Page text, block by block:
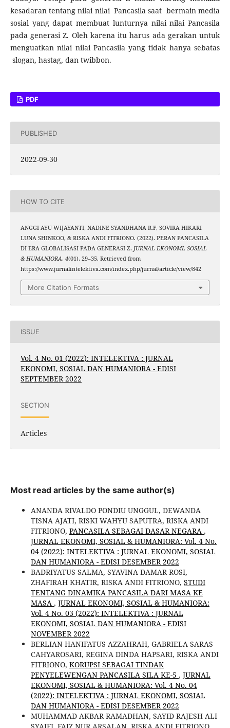
kesadaran tentang nilai nilai Pancasila saat bermain media
sosial yang dapat membuat lunturnya nilai nilai Pancasila
pada generasi Z. Oleh karena itu harus ada gerakan untuk
menguatkan nilai nilai Pancasila yang tidak hanya sebatas
slogan, hastag, dan twibbon.
PDF
PUBLISHED
2022-09-30
HOW TO CITE
ANGGI AYU WIJAYANTI, NADINE SYANDHANA R.F, SOVIRA HIKARI
LUNA SHINKOO, & RISKA ANDI FITRIONO. (2022). PERAN PANCASILA
DI ERA GLOBALISASI PADA GENERASI Z. JURNAL EKONOMI, SOSIAL
& HUMANIORA, 4(01), 29–35. Retrieved from
https://www.jurnalintelektiva.com/index.php/jurnal/article/view/842
More Citation Formats
ISSUE
Vol. 4 No. 01 (2022): INTELEKTIVA : JURNAL
EKONOMI, SOSIAL DAN HUMANIORA - EDISI
SEPTEMBER 2022
SECTION
Articles
Most read articles by the same author(s)
ANANDA RIVALDO PONDIU UNGGUL, DEWANDA
TISNA AJATI, RISKI WAHYU SAPUTRA, RISKA ANDI
FITRIONO, PANCASILA SEBAGAI DASAR NEGARA ,
JURNAL EKONOMI, SOSIAL & HUMANIORA: Vol. 4 No.
04 (2022): INTELEKTIVA : JURNAL EKONOMI, SOSIAL
DAN HUMANIORA - EDISI DESEMBER 2022
BADRIYATUS SALMA, SYAVINA DAMAR ROSI,
ZHAFIRAH KHATIR, RISKA ANDI FITRIONO, STUDI
TENTANG DINAMIKA PANCASILA DARI MASA KE
MASA , JURNAL EKONOMI, SOSIAL & HUMANIORA:
Vol. 4 No. 03 (2022): INTELEKTIVA : JURNAL
EKONOMI, SOSIAL DAN HUMANIORA - EDISI
NOVEMBER 2022
BERLIAN HANIFATUS AZZAHRAH, GABRIELA SARAS
CAHYAROSARI, REGINA DINDA HAPSARI, RISKA ANDI
FITRIONO, KORUPSI SEBAGAI TINDAK
PENYELEWENGAN PANCASILA SILA KE-5 , JURNAL
EKONOMI, SOSIAL & HUMANIORA: Vol. 4 No. 04
(2022): INTELEKTIVA : JURNAL EKONOMI, SOSIAL
DAN HUMANIORA - EDISI DESEMBER 2022
MUHAMMAD AKBAR RAMADHAN, SAYID RAJESH ALI